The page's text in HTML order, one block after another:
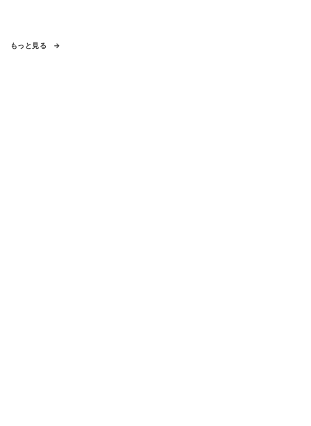
もっと見る